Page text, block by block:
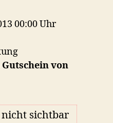
00:00 Uhr
von
sichtbar